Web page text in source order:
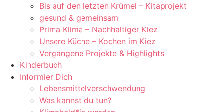
Bis auf den letzten Krümel – Kitaprojekt
gesund & gemeinsam
Prima Klima – Nachhaltiger Kiez
Unsere Küche – Kochen im Kiez
Vergangene Projekte & Highlights
Kinderbuch
Informier Dich
Lebensmittelverschwendung
Was kannst du tun?